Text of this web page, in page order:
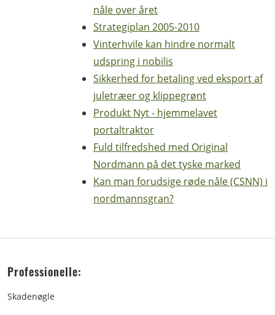
nåle over året
Strategiplan 2005-2010
Vinterhvile kan hindre normalt
udspring i nobilis
Sikkerhed for betaling ved eksport af
juletræer og klippegrønt
Produkt Nyt - hjemmelavet
portaltraktor
Fuld tilfredshed med Original
Nordmann på det tyske marked
Kan man forudsige røde nåle (CSNN) i
nordmannsgran?
Professionelle:
Skadenøgle